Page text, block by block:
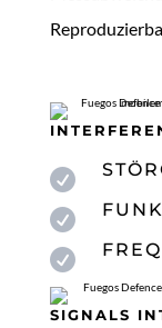



SIGNALS